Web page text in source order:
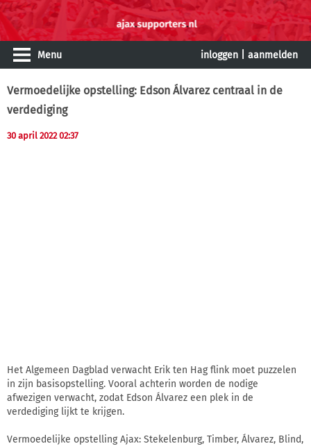
Menu inloggen aanmelden
Vermoedelijke opstelling: Edson Álvarez centraal in de
verdediging
30 april 2022 02:37
Het Algemeen Dagblad verwacht Erik ten Hag flink moet puzzelen
in zijn basisopstelling. Vooral achterin worden de nodige
afwezigen verwacht, zodat Edson Álvarez een plek in de
verdediging lijkt te krijgen.
Vermoedelijke opstelling Ajax: Stekelenburg, Timber, Álvarez, Blind,